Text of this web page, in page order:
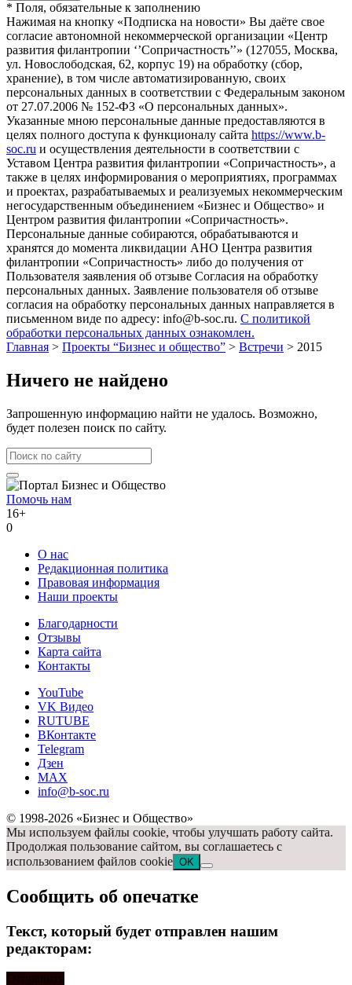
* Поля, обязательные к заполнению
Нажимая на кнопку «Подписка на новости» Вы даёте свое
согласие автономной некоммерческой организации «Центр
развития филантропии ‘’Сопричастность’’» (127055, Москва,
ул. Новослободская, 62, корпус 19) на обработку (сбор,
хранение), в том числе автоматизированную, своих
персональных данных в соответствии с Федеральным законом
от 27.07.2006 № 152-ФЗ «О персональных данных».
Указанные мною персональные данные предоставляются в
целях полного доступа к функционалу сайта https://www.b-
soc.ru и осуществления деятельности в соответствии с
Уставом Центра развития филантропии «Сопричастность», а
также в целях информирования о мероприятиях, программах
и проектах, разрабатываемых и реализуемых некоммерческим
негосударственным объединением «Бизнес и Общество» и
Центром развития филантропии «Сопричастность».
Персональные данные собираются, обрабатываются и
хранятся до момента ликвидации АНО Центра развития
филантропии «Сопричастность» либо до получения от
Пользователя заявления об отзыве Согласия на обработку
персональных данных. Заявление пользователя об отзыве
согласия на обработку персональных данных направляется в
письменном виде по адресу: info@b-soc.ru. С политикой
обработки персональных данных ознакомлен.
Главная > Проекты “Бизнес и общество” > Встречи > 2015
Ничего не найдено
Запрошенную информацию найти не удалось. Возможно,
будет полезен поиск по сайту.
Помочь нам
16+
0
О нас
Редакционная политика
Правовая информация
Наши проекты
Благодарности
Отзывы
Карта сайта
Контакты
YouTube
VK Видео
RUTUBE
ВКонтакте
Telegram
Дзен
MAX
info@b-soc.ru
© 1998-2026 «Бизнес и Общество»
Мы используем файлы cookie, чтобы улучшать работу сайта.
Продолжая пользование сайтом, вы соглашаетесь с
использованием файлов cookie OK
Сообщить об опечатке
Текст, который будет отправлен нашим
редакторам:
Отправить